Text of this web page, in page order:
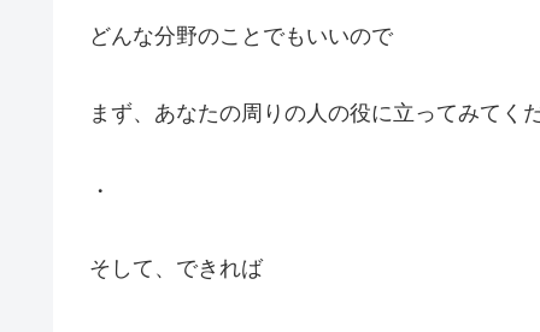
どんな分野のことでもいいので
まず、あなたの周りの人の役に立ってみてくだ
・
そして、できれば